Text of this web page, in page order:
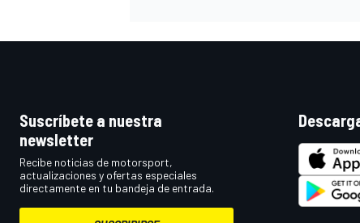
Suscríbete a nuestra
newsletter
Recibe noticias de motorsport,
actualizaciones y ofertas especiales
directamente en tu bandeja de entrada.